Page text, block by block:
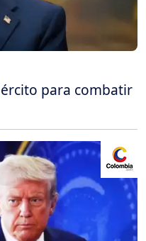
para combatir